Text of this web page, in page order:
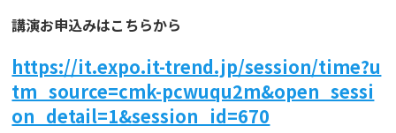
講演お申込みはこちらから
https://it.expo.it-trend.jp/session/time?u
tm_source=cmk-pcwuqu2m&open_sessi
on_detail=1&session_id=670